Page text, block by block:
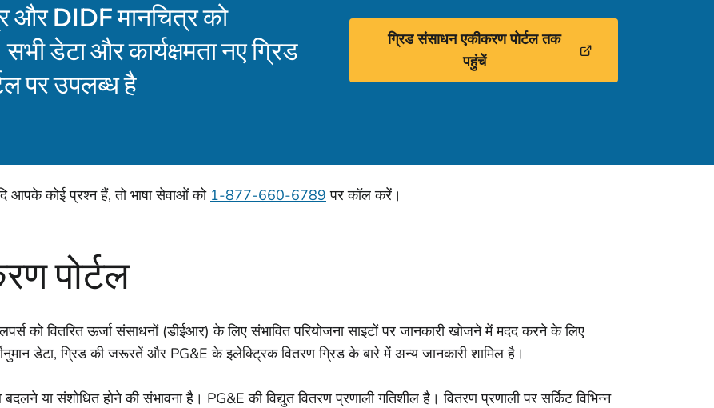
और DIDF मानचित्र को
डेटा और कार्यक्षमता नए ग्रिड
पर उपलब्ध है
ग्रिड संसाधन एकीकरण पोर्टल तक
पहुंचें
आपके कोई प्रश्न हैं, तो भाषा सेवाओं को 1-877-660-6789 पर कॉल करें।
पोर्टल
को वितरित ऊर्जा संसाधनों (डीईआर) के लिए संभावित परियोजना साइटों पर जानकारी खोजने में मदद करने के लिए
डेटा, ग्रिड की जरूरतें और PG&E के इलेक्ट्रिक वितरण ग्रिड के बारे में अन्य जानकारी शामिल है।
या संशोधित होने की संभावना है। PG&E की विद्युत वितरण प्रणाली गतिशील है। वितरण प्रणाली पर सर्किट विभिन्न